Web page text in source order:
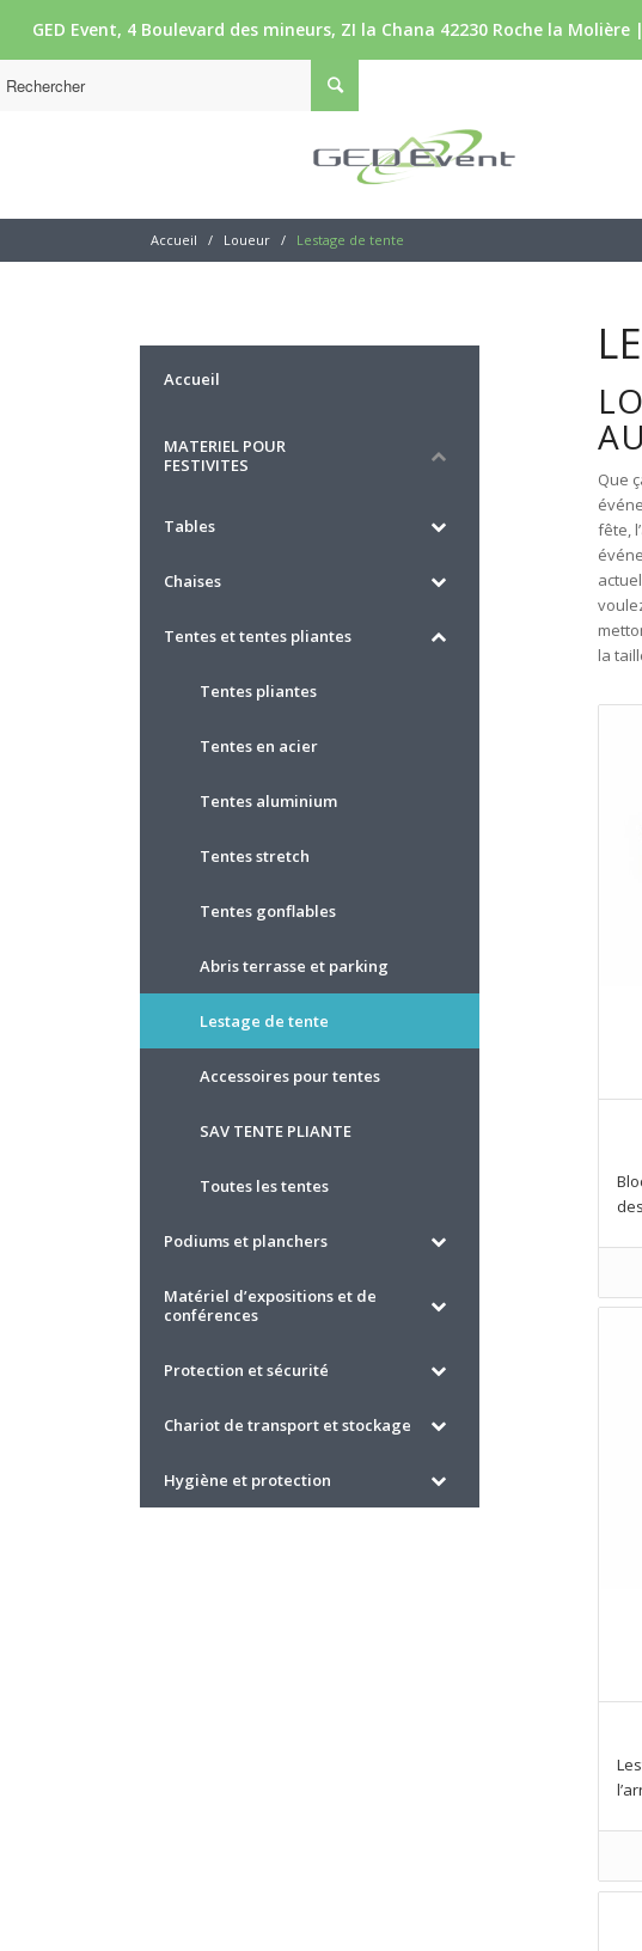
GED Event, 4 Boulevard des mineurs, ZI la Chana 42230 Roche la Molière
Accueil / Loueur / Lestage de tente
Que
fête,
la
Accueil
MATERIEL POUR
FESTIVITES
Tables
Chaises
Tentes et tentes pliantes
Tentes pliantes
Tentes en acier
Tentes aluminium
Tentes stretch
Tentes gonflables
Abris terrasse et parking
Lestage de tente
Accessoires pour tentes
SAV TENTE PLIANTE
Toutes les tentes
Podiums et planchers
Matériel d’expositions et de
conférences
Protection et sécurité
Chariot de transport et stockage
Hygiène et protection